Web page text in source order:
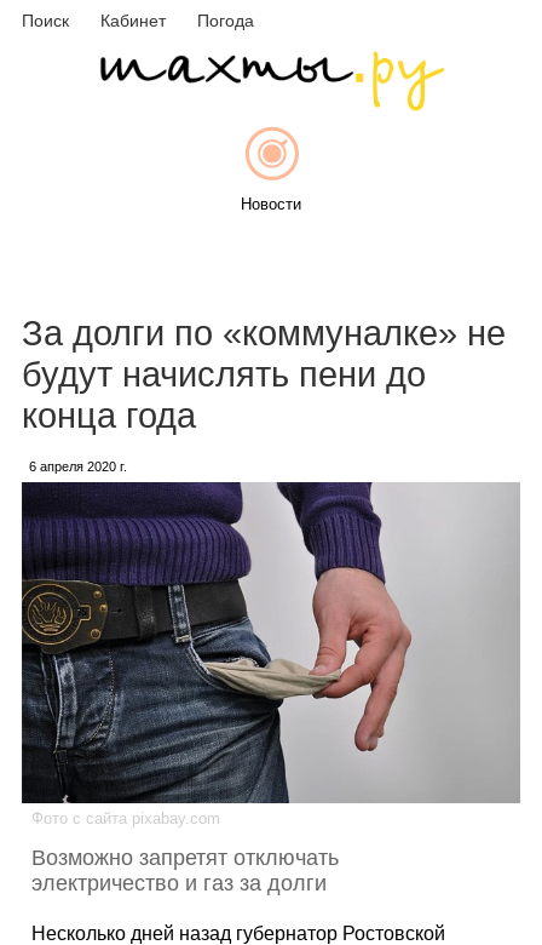
Поиск Кабинет Погода
Новости
Каталог
Инфо
Гороскоп
Карты
За долги по «коммуналке» не
будут начислять пени до
конца года
6 апреля 2020 г.
Фото с сайта pixabay.com
Возможно запретят отключать
электричество и газ за долги
Несколько дней назад губернатор Ростовской